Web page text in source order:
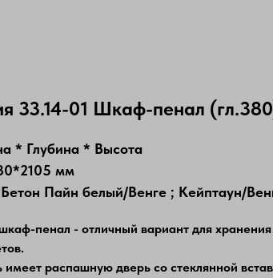
33.14-01 Шкаф-пенал
* Глубина * Высота
мм
Пайн белый/Венге ; Кейптаун/
пенал - отличный вариант для хранения
распашную дверь со стеклянной